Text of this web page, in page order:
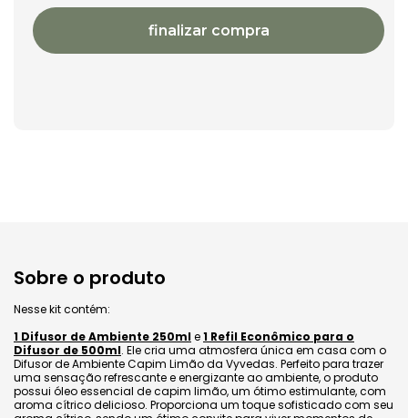
Sobre o produto
Nesse kit contém:
1 Difusor de Ambiente 250ml e1 Refil Econômico para o
Difusor de 500ml. Ele cria uma atmosfera única em casa com o
Difusor de Ambiente Capim Limão da Vyvedas. Perfeito para trazer
uma sensação refrescante e energizante ao ambiente, o produto
possui óleo essencial de capim limão, um ótimo estimulante, com
aroma cítrico delicioso. Proporciona um toque sofisticado com seu